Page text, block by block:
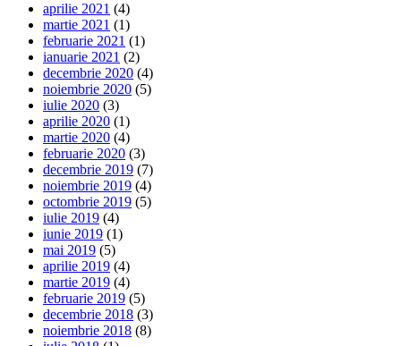
aprilie 2021 (4)
martie 2021 (1)
februarie 2021 (1)
ianuarie 2021 (2)
decembrie 2020 (4)
noiembrie 2020 (5)
iulie 2020 (3)
aprilie 2020 (1)
martie 2020 (4)
februarie 2020 (3)
decembrie 2019 (7)
noiembrie 2019 (4)
octombrie 2019 (5)
iulie 2019 (4)
iunie 2019 (1)
mai 2019 (5)
aprilie 2019 (4)
martie 2019 (4)
februarie 2019 (5)
decembrie 2018 (3)
noiembrie 2018 (8)